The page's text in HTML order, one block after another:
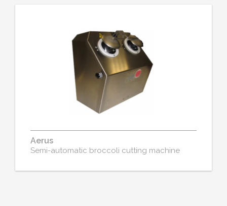
Aerus
Semi-automatic broccoli cutting machine